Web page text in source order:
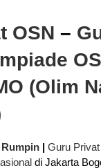
OSN –
(Olim
| Guru
di Jakarta